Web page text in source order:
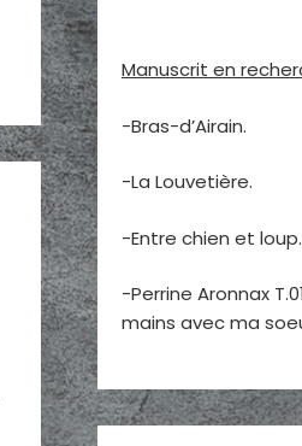
Manuscrit en
-Bras-d’Airain.
-La Louvetière.
-Entre chien et loup.
-Perrine Aronnax
mains avec ma